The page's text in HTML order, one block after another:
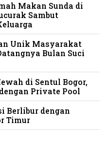
Makan Sunda di
Sambut
Unik Masyarakat
Bulan Suci
di Sentul Bogor,
Private Pool
Berlibur dengan
Timur